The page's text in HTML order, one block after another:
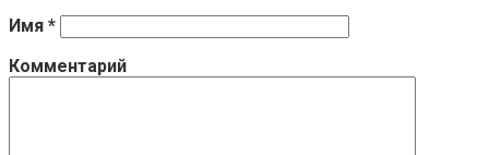
Имя *
Комментарий